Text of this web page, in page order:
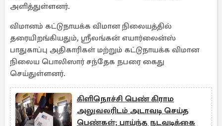
அளித்துள்ளனர்.
விமானம் கட்டுநாயக்க விமான நிலையத்தில்
தரையிறங்கியதும், ஸ்ரீலங்கன் எயார்லைன்ஸ்
பாதுகாப்பு அதிகாரிகள் மற்றும் கட்டுநாயக்க விமான
நிலைய பொலிஸார் சந்தேக நபரை கைது
செய்துள்ளனர்.
கிளிநொச்சி பெண் கிராம
அலுவலரிடம் அடாவடி செய்த
பெண்கள்; பாய்ந்த நடவடிக்கை